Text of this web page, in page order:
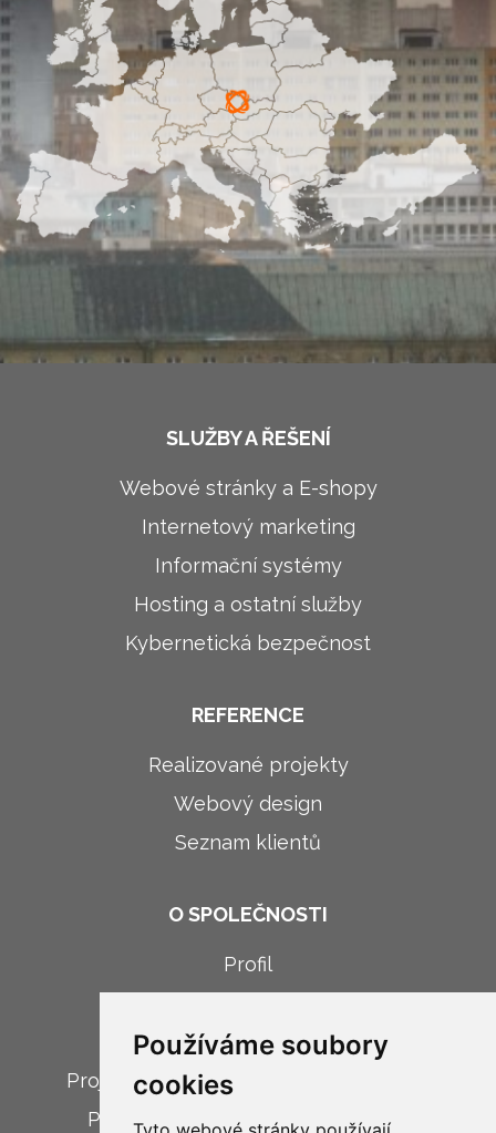
Používáme soubory
cookies
SLUŽBY A ŘEŠENÍ
Webové stránky a E-shopy
Internetový marketing
Informační systémy
Hosting a ostatní služby
Kybernetická bezpečnost
REFERENCE
Realizované projekty
Webový design
Seznam klientů
O SPOLEČNOSTI
Profil
Kariéra
Projekt: Digitalizace firemních procesů
Projekt: Implementace modulu VR